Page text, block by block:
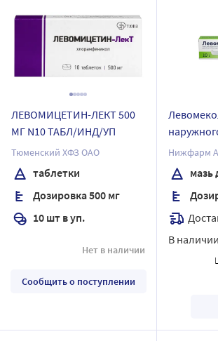
ЛЕВОМИЦЕТИН-ЛЕКТ 500
МГ N10 ТАБЛ/ИНД/УП
Тюменский ХФЗ ОАО
таблетки
Дозировка 500 мг
10 шт в уп.
Нет в наличии
Сообщить о поступлении
гр туба
Нижфарм
мазь
В наличии